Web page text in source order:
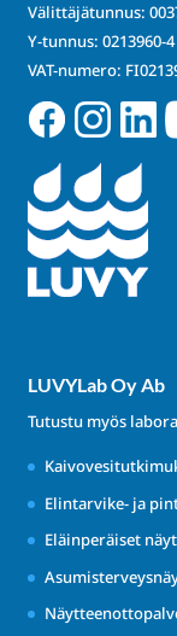
Välittäjätunnus:
Y-tunnus: 0213960-4
VAT-numero:
LUVYLab Oy Ab
Tutustu myös
Elintarvike- ja
Eläinperäiset